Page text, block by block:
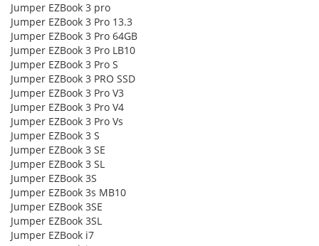
Jumper EZBook 3 pro
Jumper EZBook 3 Pro 13.3
Jumper EZBook 3 Pro 64GB
Jumper EZBook 3 Pro LB10
Jumper EZBook 3 Pro S
Jumper EZBook 3 PRO SSD
Jumper EZBook 3 Pro V3
Jumper EZBook 3 Pro V4
Jumper EZBook 3 Pro Vs
Jumper EZBook 3 S
Jumper EZBook 3 SE
Jumper EZBook 3 SL
Jumper EZBook 3S
Jumper EZBook 3s MB10
Jumper EZBook 3SE
Jumper EZBook 3SL
Jumper EZBook i7